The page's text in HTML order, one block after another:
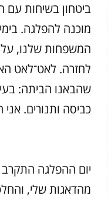
ביטחון בשיחות עם
מוכנה להפלגה.
המשפחות שלנו, על
לחזרה. לאט־לאט
שהבאנו הביתה:
כביסה ותנורים. אני
יום ההפלגה
מהדאגות שלי,